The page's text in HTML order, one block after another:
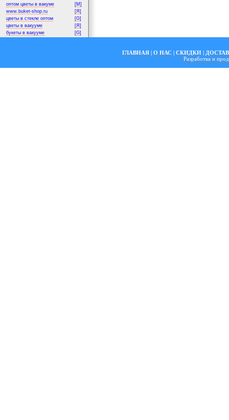
оптом цветы в вакуме
[M]
www.buket-shop.ru
[Я]
цветы в стекле оптом
[G]
цветы в вакууме
[Я]
букеты в вакууме
[G]
ГЛАВНАЯ | О НАС | СКИДКИ |
Разработка и